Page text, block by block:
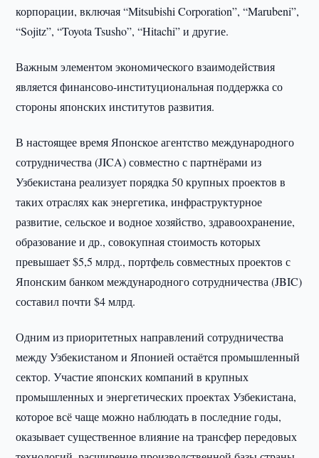
корпорации, включая “Mitsubishi Corporation”, “Marubeni”,
“Sojitz”, “Toyota Tsusho”, “Hitachi” и другие.
Важным элементом экономического взаимодействия
является финансово-институциональная поддержка со
стороны японских институтов развития.
В настоящее время Японское агентство международного
сотрудничества (JICA) совместно с партнёрами из
Узбекистана реализует порядка 50 крупных проектов в
таких отраслях как энергетика, инфраструктурное
развитие, сельское и водное хозяйство, здравоохранение,
образование и др., совокупная стоимость которых
превышает $5,5 млрд., портфель совместных проектов с
Японским банком международного сотрудничества (JBIC)
составил почти $4 млрд.
Одним из приоритетных направлений сотрудничества
между Узбекистаном и Японией остаётся промышленный
сектор. Участие японских компаний в крупных
промышленных и энергетических проектах Узбекистана,
которое всё чаще можно наблюдать в последние годы,
оказывает существенное влияние на трансфер передовых